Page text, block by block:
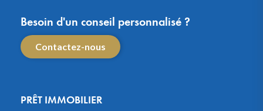
Besoin d'un conseil personnalisé ?
Contactez-nous
PRÊT IMMOBILIER